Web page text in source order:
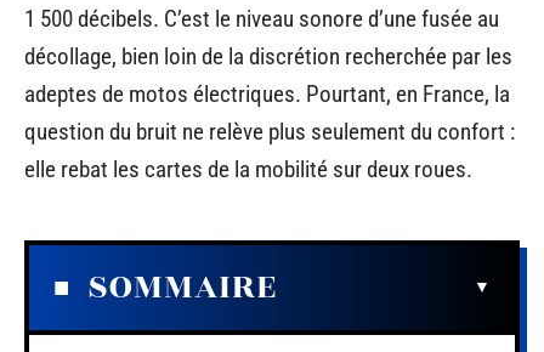
1 500 décibels. C’est le niveau sonore d’une fusée au
décollage, bien loin de la discrétion recherchée par les
adeptes de motos électriques. Pourtant, en France, la
question du bruit ne relève plus seulement du confort :
elle rebat les cartes de la mobilité sur deux roues.
SOMMAIRE